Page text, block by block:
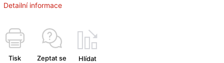
Detailní informace
Tisk Zeptat se Hlídat